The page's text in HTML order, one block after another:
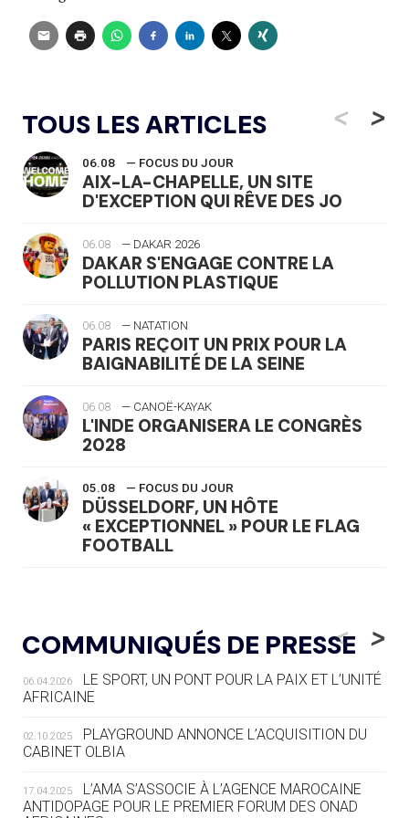
TOUS LES ARTICLES <
06.08 — FOCUS DU JOUR
AIX-LA-CHAPELLE, UN SITE
D'EXCEPTION QUI RÊVE DES JO
06.08 — DAKAR 2026
DAKAR S'ENGAGE CONTRE LA
POLLUTION PLASTIQUE
06.08 — NATATION
PARIS REÇOIT UN PRIX POUR LA
BAIGNABILITÉ DE LA SEINE
06.08 — CANOË-KAYAK
L'INDE ORGANISERA LE CONGRÈS
2028
05.08 — FOCUS DU JOUR
DÜSSELDORF, UN HÔTE
« EXCEPTIONNEL » POUR LE FLAG
FOOTBALL
LE RÊVE DE VOIR LA LUGE ALPINE
AUX JO « N'EST PAS FINI »
05.08 — TIR À L'ARC
DES MONDIAUX À BRISBANE SUR LA
ROUTE DES JO 2032
LE VILLAGE OLYMPIQUE DES ARAVIS
SE DESSINE
>
COMMUNIQUÉS DE PRESSE
<
06.04.2026
LE SPORT, UN PONT POUR LA PAIX ET L’UNITÉ
AFRICAINE
02.10.2025
PLAYGROUND ANNONCE L’ACQUISITION DU
CABINET OLBIA
17.04.2025
L’AMA S’ASSOCIE À L’AGENCE MAROCAINE
ANTIDOPAGE POUR LE PREMIER FORUM DES ONAD
>